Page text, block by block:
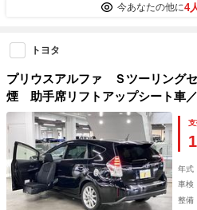
今あなたの他に4
トヨタ
プリウスアルファ Ｓツーリン
煙 助手席リフトアップシート車
Ｃ バックカメラ Ｂｌｕｅｔｏｏ
ＴＶ ＤＶＤ ＬＥＤランプ 純
スペアキー・取扱説明書有
年式
車検
整備